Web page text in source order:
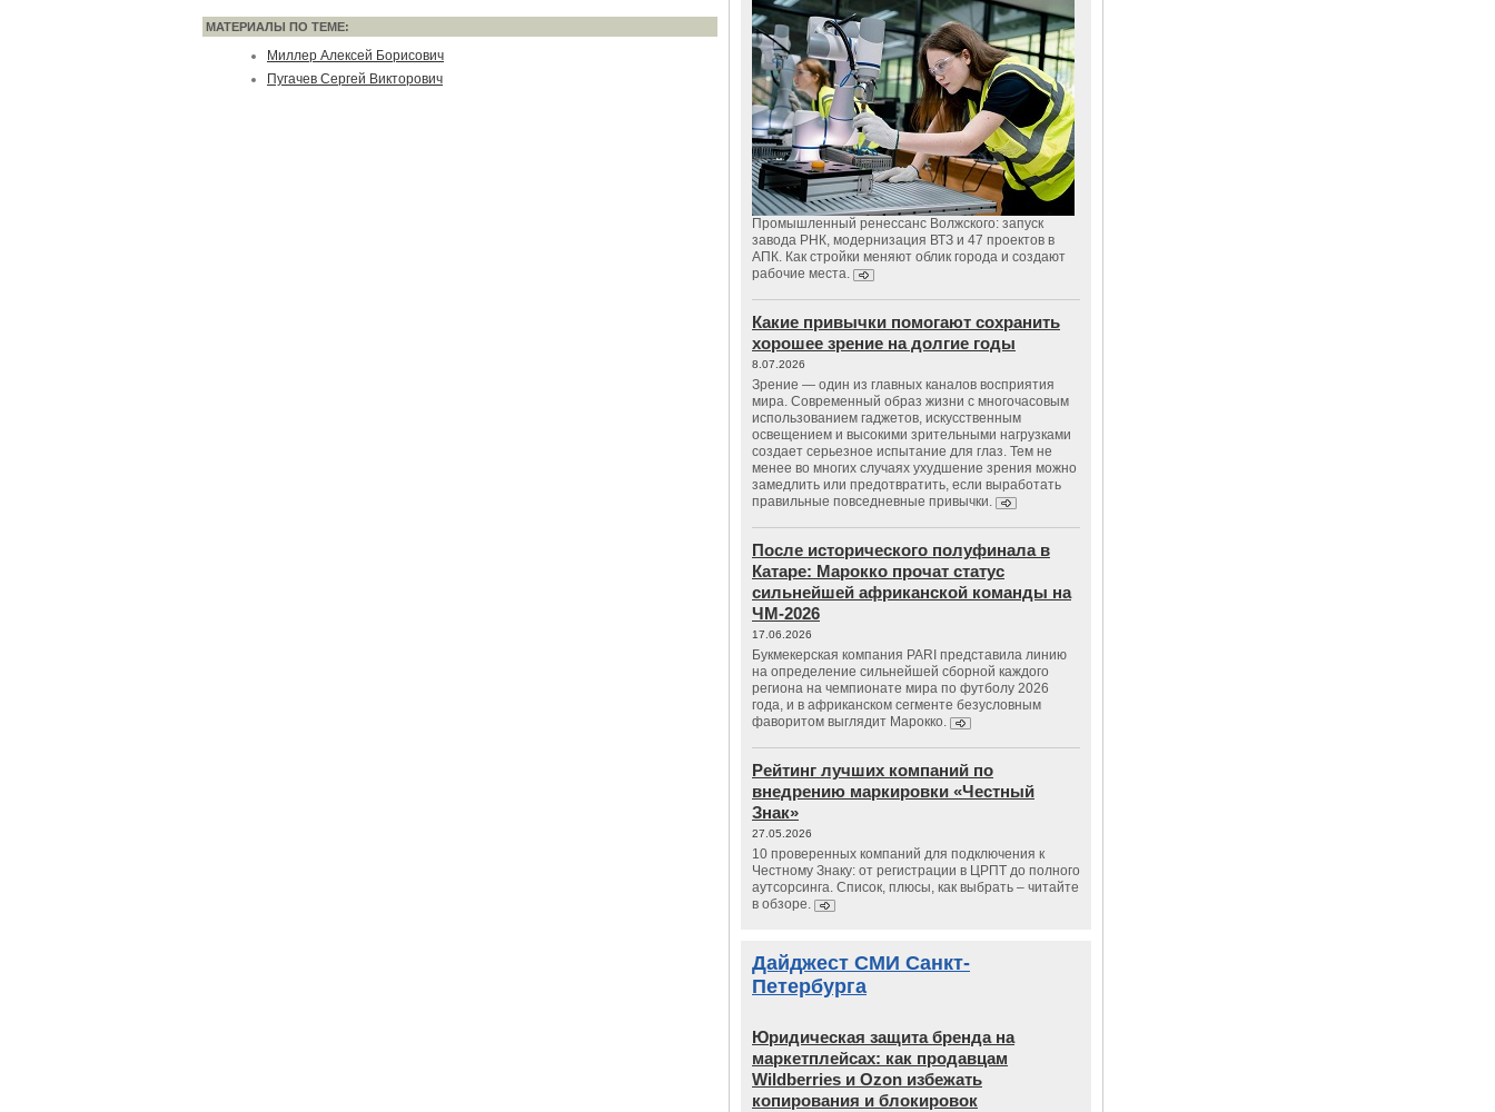
МАТЕРИАЛЫ ПО ТЕМЕ:
Миллер Алексей Борисович
Пугачев Сергей Викторович
Промышленный ренессанс Волжского: запуск
завода РНК, модернизация ВТЗ и 47 проектов в
АПК. Как стройки меняют облик города и создают
рабочие места.
Какие привычки помогают сохранить
хорошее зрение на долгие годы
8.07.2026
Зрение — один из главных каналов восприятия
мира. Современный образ жизни с многочасовым
использованием гаджетов, искусственным
освещением и высокими зрительными нагрузками
создает серьезное испытание для глаз. Тем не
менее во многих случаях ухудшение зрения можно
замедлить или предотвратить, если выработать
правильные повседневные привычки.
После исторического полуфинала в
Катаре: Марокко прочат статус
сильнейшей африканской команды на
ЧМ-2026
17.06.2026
Букмекерская компания PARI представила линию
на определение сильнейшей сборной каждого
региона на чемпионате мира по футболу 2026
года, и в африканском сегменте безусловным
фаворитом выглядит Марокко.
Рейтинг лучших компаний по
внедрению маркировки «Честный
Знак»
27.05.2026
10 проверенных компаний для подключения к
Честному Знаку: от регистрации в ЦРПТ до полного
аутсорсинга. Список, плюсы, как выбрать – читайте
в обзоре.
Дайджест СМИ Санкт-
Петербурга
Юридическая защита бренда на
маркетплейсах: как продавцам
Wildberries и Ozon избежать
копирования и блокировок